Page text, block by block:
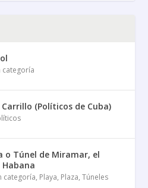
categoría
(Políticos de Cuba)
o Túnel de Miramar, el
categoría, Playa, Plaza,Túneles